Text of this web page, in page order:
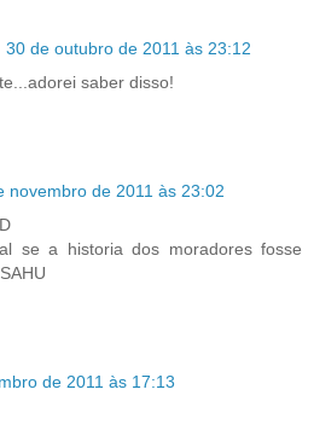
30 de outubro de 2011 às 23:12
saber disso!
novembro de 2011 às 23:02
se a historia dos moradores fosse
de 2011 às 17:13